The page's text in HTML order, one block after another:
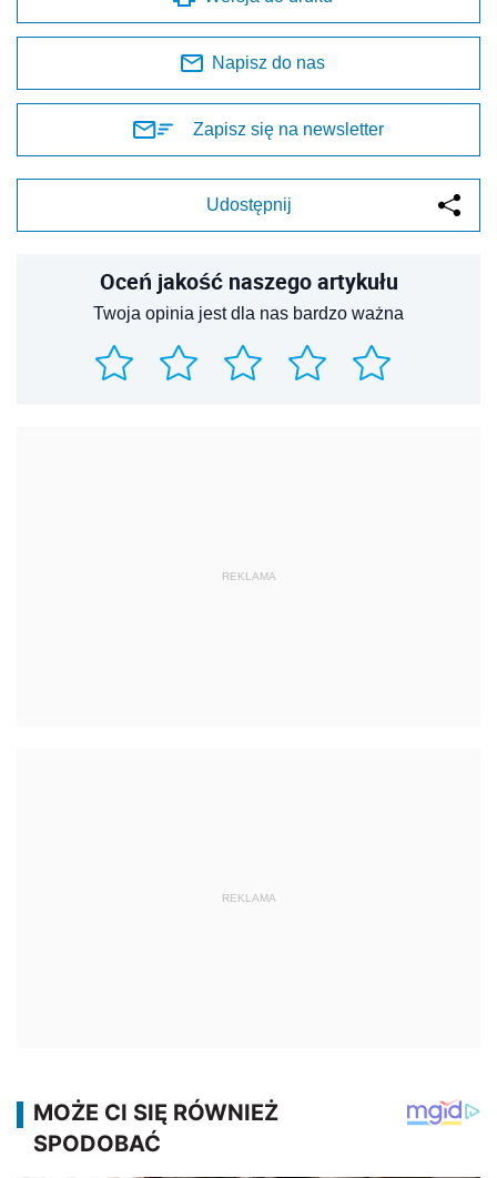
Napisz do nas
Zapisz się na newsletter
Udostępnij
Oceń jakość naszego artykułu
Twoja opinia jest dla nas bardzo ważna
REKLAMA
REKLAMA